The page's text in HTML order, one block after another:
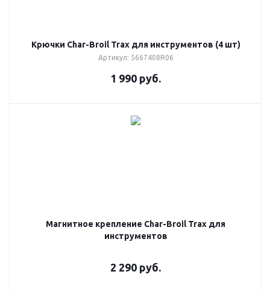
Крючки Char-Broil Trax для инструментов (4 шт)
Артикул: 5667408R06
1 990 руб.
Магнитное крепление Char-Broil Trax для
инструментов
2 290 руб.